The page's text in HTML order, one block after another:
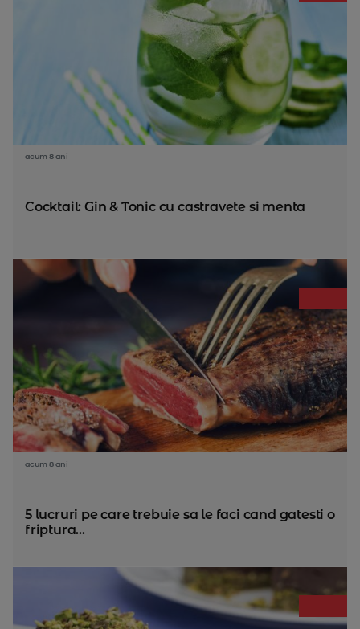
acum 8 ani
Cocktail: Gin & Tonic cu castravete si menta
acum 8 ani
5 lucruri pe care trebuie sa le faci cand gatesti o
friptura...